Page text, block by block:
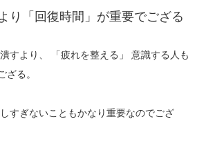
り「回復時間」が重要でござる
すより、 「疲れを整える」 意識する人も
ざる。
すぎないこともかなり重要なのでござ